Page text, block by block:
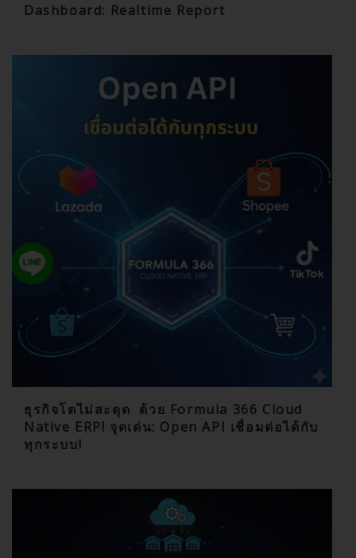
Dashboard: Realtime Report
ธุรกิจโตไม่สะดุด ด้วย Formula 366 Cloud
Native ERP! จุดเด่น: Open API เชื่อมต่อได้กับ
ทุกระบบ!